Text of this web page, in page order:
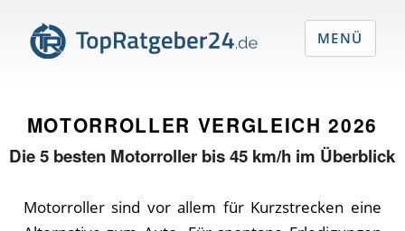
MOTORROLLER VERGLEICH 2026
Die5 besten Motorroller bis 45 km/h im Überblick
Motorroller sind vor allem für Kurzstrecken eine
MENÜ